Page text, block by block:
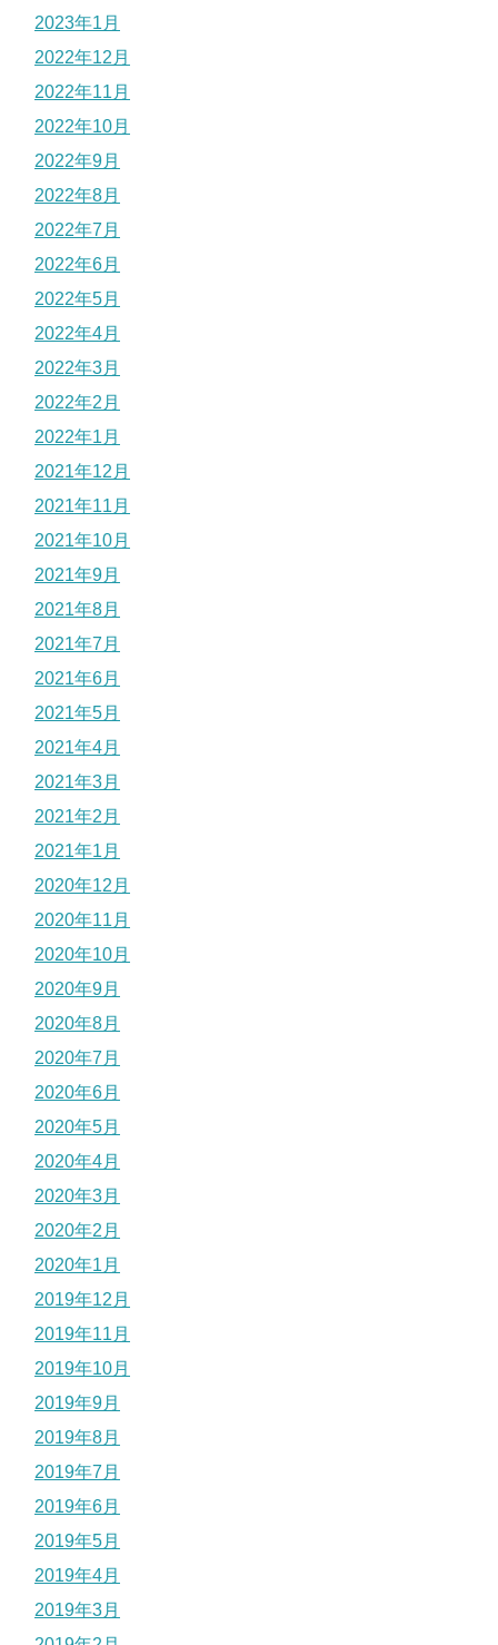
2023年1月
2022年12月
2022年11月
2022年10月
2022年9月
2022年8月
2022年7月
2022年6月
2022年5月
2022年4月
2022年3月
2022年2月
2022年1月
2021年12月
2021年11月
2021年10月
2021年9月
2021年8月
2021年7月
2021年6月
2021年5月
2021年4月
2021年3月
2021年2月
2021年1月
2020年12月
2020年11月
2020年10月
2020年9月
2020年8月
2020年7月
2020年6月
2020年5月
2020年4月
2020年3月
2020年2月
2020年1月
2019年12月
2019年11月
2019年10月
2019年9月
2019年8月
2019年7月
2019年6月
2019年5月
2019年4月
2019年3月